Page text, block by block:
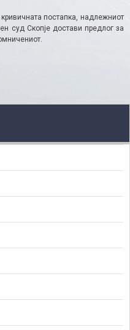
постапка, надлежниот
суд Скопје достави предлог за